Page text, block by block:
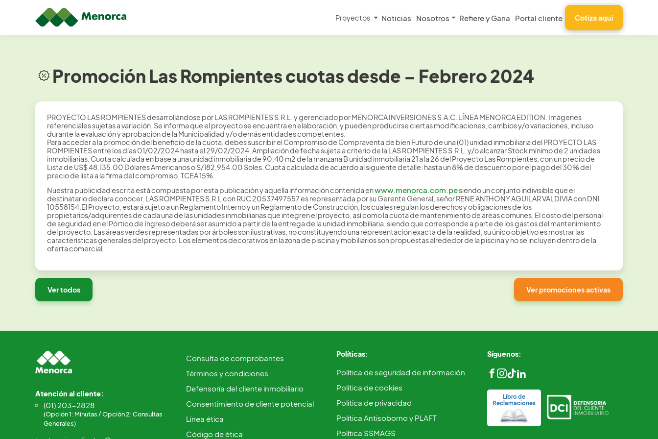
Proyectos Noticias Nosotros Refiere y Gana Portal cliente Cotiza aquí
Promoción Las Rompientes cuotas desde – Febrero 2024
PROYECTO LAS ROMPIENTES desarrollándose por LAS ROMPIENTES S.R.L. y gerenciado por MENORCA INVERSIONES S.A.C. LÍNEA MENORCA EDITION. Imágenes
referenciales sujetas a variación. Se informa que el proyecto se encuentra en elaboración, y pueden producirse ciertas modificaciones, cambios y/o variaciones, incluso
durante la evaluación y aprobación de la Municipalidad y/o demás entidades competentes.
Para acceder a la promoción del beneficio de la cuota, debes suscribir el Compromiso de Compraventa de bien Futuro de una (01) unidad inmobiliaria del PROYECTO LAS
ROMPIENTES entre los días 01/02/2024 hasta el 29/02/2024. Ampliación de fecha sujeta a criterio de la LAS ROMPIENTES S.R.L. y/o alcanzar Stock mínimo de 2 unidades
inmobiliarias. Cuota calculada en base a una unidad inmobiliaria de 90.40 m2 de la manzana B unidad inmobiliaria 21 a la 26 del Proyecto Las Rompientes, con un precio de
Lista de US$ 48,135.00 Dólares Americanos o S/182,954.00 Soles. Cuota calculada de acuerdo al siguiente detalle: hasta un 8% de descuento por el pago del 30% del
precio de lista a la firma del compromiso. TCEA 15%.
Nuestra publicidad escrita está compuesta por esta publicación y aquella información contenida enwww.menorca.com.pesiendo un conjunto indivisible que el
destinatario declara conocer. LAS ROMPIENTES S.R.L con RUC 20537497557 es representada por su Gerente General, señor RENE ANTHONY AGUILAR VALDIVIA con DNI
10558154.El Proyecto, estará sujeto a un Reglamento Interno y un Reglamento de Construcción, los cuales regulan los derechos y obligaciones de los
propietarios/adquirentes de cada una de las unidades inmobiliarias que integren el proyecto, así como la cuota de mantenimiento de áreas comunes. El costo del personal
de seguridad en el Pórtico de Ingreso deberá ser asumido a partir de la entrega de la unidad inmobiliaria, siendo que corresponde a parte de los gastos del mantenimiento
del proyecto. Las áreas verdes representadas por árboles son ilustrativas, no constituyendo una representación exacta de la realidad, su único objetivo es mostrar las
características generales del proyecto. Los elementos decorativos en la zona de piscina y mobiliarios son propuestas alrededor de la piscina y no se incluyen dentro de la
oferta comercial.
Ver todos Ver promociones activas
Atención al cliente:
(01) 203-2828
(Opción 1: Minutas / Opción 2: Consultas
Generales)
Consulta de comprobantes
Términos y condiciones
Defensoría del cliente inmobiliario
Consentimiento de cliente potencial
Línea ética
Código de ética
Políticas:
Política de seguridad de información
Política de cookies
Política de privacidad
Política Antisoborno y PLAFT
Política SSMAGS
Síguenos:
Libro de
Reclamaciones